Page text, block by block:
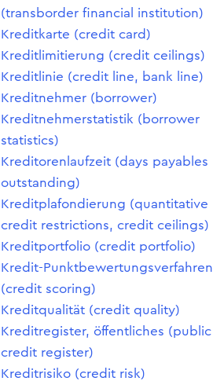
(transborder financial institution)
Kreditkarte (credit card)
Kreditlimitierung (credit ceilings)
Kreditlinie (credit line, bank line)
Kreditnehmer (borrower)
Kreditnehmerstatistik (borrower
statistics)
Kreditorenlaufzeit (days payables
outstanding)
Kreditplafondierung (quantitative
credit restrictions, credit ceilings)
Kreditportfolio (credit portfolio)
Kredit-Punktbewertungsverfahren
(credit scoring)
Kreditqualität (credit quality)
Kreditregister, öffentliches (public
credit register)
Kreditrisiko (credit risk)